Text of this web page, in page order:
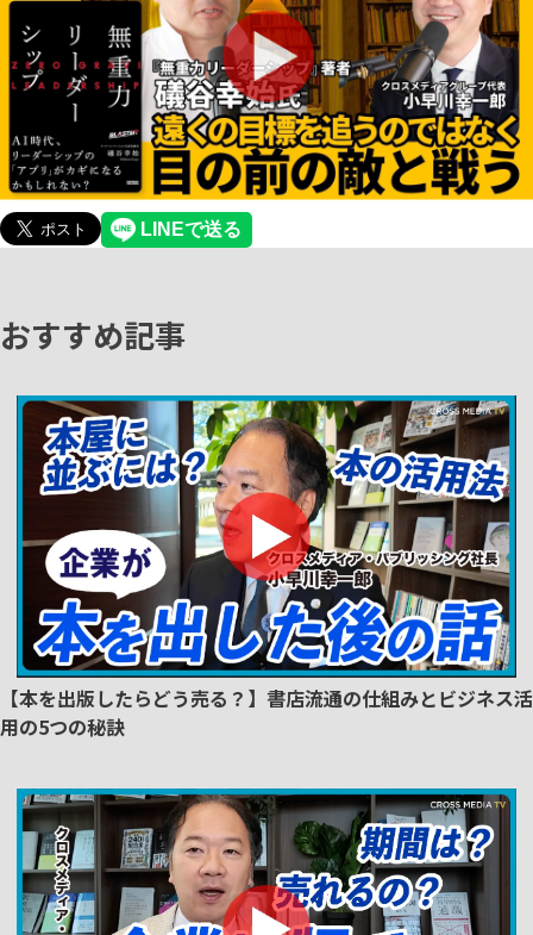
おすすめ記事
【本を出版したらどう売る？】書店流通の仕組みとビジネス活
用の5つの秘訣